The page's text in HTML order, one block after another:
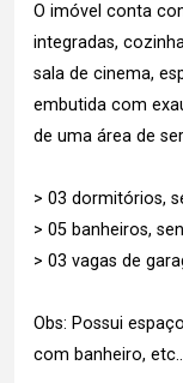
O imóvel conta
integradas,
sala de cinema,
embutida com
de uma área de
> 03 dormitórios,
> 05 banheiros,
> 03 vagas de
Obs: Possui
com banheiro,